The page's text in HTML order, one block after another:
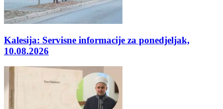
Kalesija: Servisne informacije za ponedjeljak,
10.08.2026